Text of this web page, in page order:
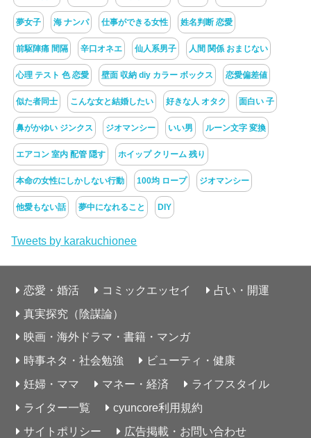
夢女子 海 ナンパ 仕事ができる女性 姓名判断 恋愛
前駆陣痛 間隔 辛口オネエ 仙人系男子 人間 関係 おまじない
心理 テスト 色 恋愛 壁面 収納 diy カラー ボックス 恋愛偏差値
似た者同士 こんな女と結婚したい 好きな人 オタク 面白い 子
鼻がかゆい ジンクス ジオマンシー いい男 ルーン文字 変換
エアコン 室内 配管 隠す ホイップ クリーム 残り
本命の女性にしかしない行動 100均 ロープ ジオマンシー
他愛もない話 夢中になれること DIY
Tweets by karakuchionee
恋愛・婚活 コミックエッセイ
占い・開運
真実探究（陰謀論）
映画・海外ドラマ・書籍・マンガ
時事ネタ・社会勉強
ビューティ・健康
妊婦・ママ
マネー・経済
ライフスタイル
ライター一覧
cyuncore利用規約
サイトポリシー
広告掲載・お問い合わせ